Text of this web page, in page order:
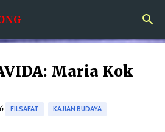
to main content
Maria Kok
FILSAFAT KAJIAN BUDAYA